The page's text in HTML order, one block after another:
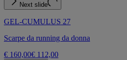
Next slide
GEL-CUMULUS 27
Scarpe da running da donna
€ 160,00€ 112,00